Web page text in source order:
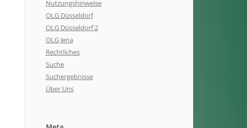
Nutzungshinweise
OLG Düsseldorf
OLG Düsseldorf 2
OLG Jena
Rechtliches
Suche
Suchergebnisse
Über Uns